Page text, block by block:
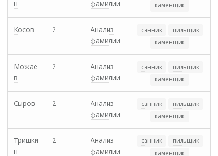
н
фамилии
каменщик
Косов 2
Анализ
фамилии
санник
пильщик
каменщик
Можае
в
2
Анализ
фамилии
санник
пильщик
каменщик
Сыров 2
Анализ
фамилии
санник
пильщик
каменщик
Тришки
н
2
Анализ
фамилии
санник
пильщик
каменщик